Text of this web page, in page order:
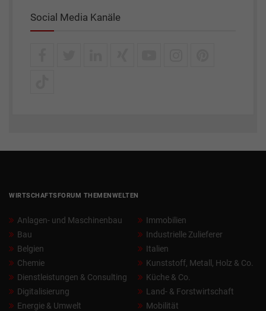
Social Media Kanäle
WIRTSCHAFTSFORUM THEMENWELTEN
Anlagen- und Maschinenbau
Bau
Belgien
Chemie
Dienstleistungen & Consulting
Digitalisierung
Energie & Umwelt
Immobilien
Industrielle Zulieferer
Italien
Kunststoff, Metall, Holz & Co.
Küche & Co.
Land- & Forstwirtschaft
Mobilität